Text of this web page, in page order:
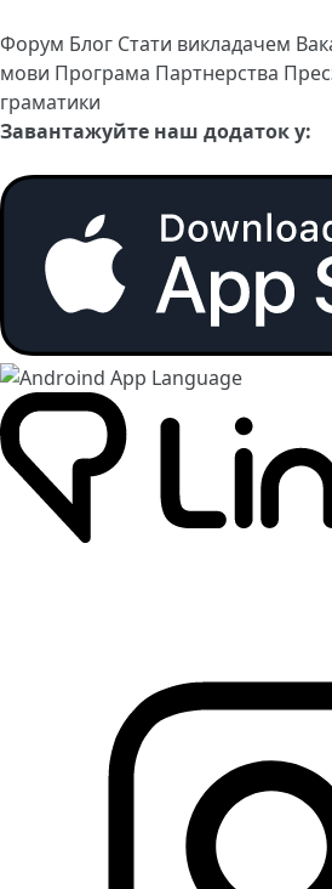
Форум Блог Стати викладачем
мови Програма Партнерства
граматики
Завантажуйте наш додаток у: